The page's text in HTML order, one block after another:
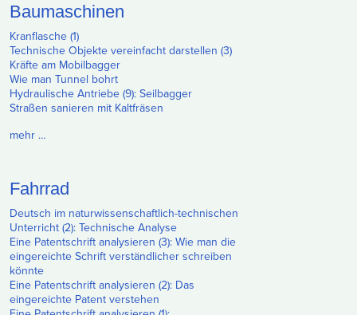
Baumaschinen
Kranflasche (1)
Technische Objekte vereinfacht darstellen (3)
Kräfte am Mobilbagger
Wie man Tunnel bohrt
Hydraulische Antriebe (9): Seilbagger
Straßen sanieren mit Kaltfräsen
mehr …
Fahrrad
Deutsch im naturwissenschaftlich-technischen
Unterricht (2): Technische Analyse
Eine Patentschrift analysieren (3): Wie man die
eingereichte Schrift verständlicher schreiben
könnte
Eine Patentschrift analysieren (2): Das
eingereichte Patent verstehen